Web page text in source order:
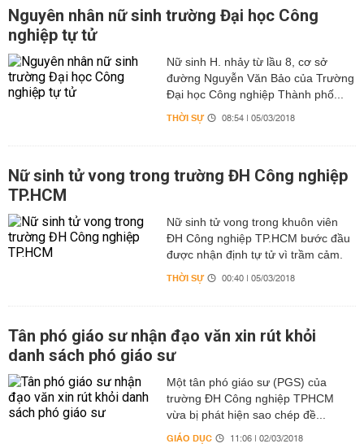
Nguyên nhân nữ sinh trường Đại học Công
nghiệp tự tử
Nữ sinh H. nhảy từ lầu 8, cơ sở
đường Nguyễn Văn Bảo của Trường
Đại học Công nghiệp Thành phố...
THỜI SỰ 08:54 | 05/03/2018
Nữ sinh tử vong trong trường ĐH Công nghiệp
TP.HCM
Nữ sinh tử vong trong khuôn viên
ĐH Công nghiệp TP.HCM bước đầu
được nhận định tự tử vì trầm cảm.
THỜI SỰ 00:40 | 05/03/2018
Tân phó giáo sư nhận đạo văn xin rút khỏi
danh sách phó giáo sư
Một tân phó giáo sư (PGS) của
trường ĐH Công nghiệp TPHCM
vừa bị phát hiện sao chép đề...
GIÁO DỤC 11:06 | 02/03/2018